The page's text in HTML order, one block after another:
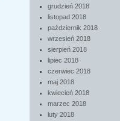
grudzień 2018
listopad 2018
październik 2018
wrzesień 2018
sierpień 2018
lipiec 2018
czerwiec 2018
maj 2018
kwiecień 2018
marzec 2018
luty 2018